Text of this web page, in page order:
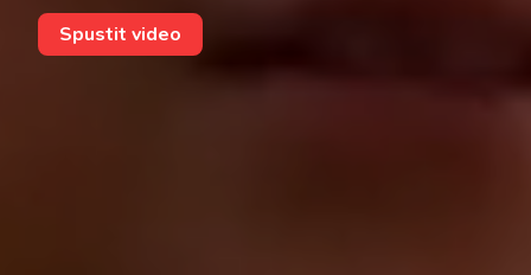
Spustit video